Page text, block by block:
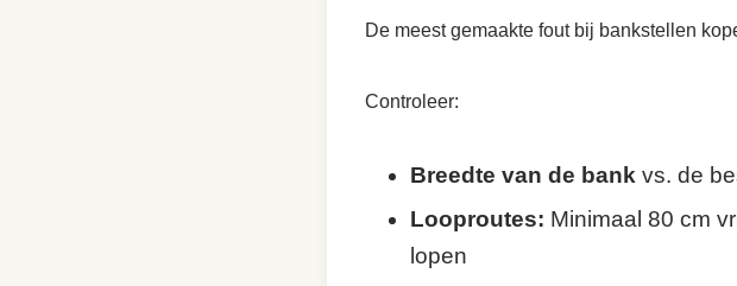
De meest gemaakte fout bij bankstellen
Controleer:
Breedte van de bank vs. de
Looproutes: Minimaal 80 cm
lopen